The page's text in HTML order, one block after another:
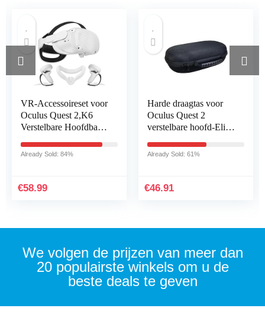
VR-Accessoireset voor
Oculus Quest 2,K6
Verstelbare Hoofdband
Voorkant+Controllerco
Already Sold: 84%
€58.99
Harde draagtas voor
Oculus Quest 2
verstelbare hoofd-Elite
All-in-One VR-headset
Already Sold: 61%
€46.91
We volgen de prijzen van meer dan
20 populairste winkels om u de
beste deals te geven